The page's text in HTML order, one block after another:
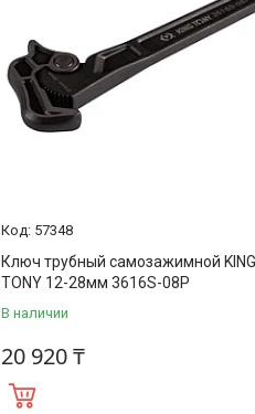
57348
Ключ трубный самозажимной KING
TONY 12-28мм 3616S-08P
В наличии
20 920 ₸